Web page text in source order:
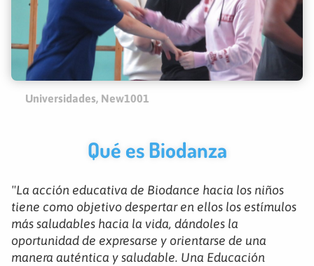
Universidades, New1001
Qué es Biodanza
"La acción educativa de Biodance hacia los niños
tiene como objetivo despertar en ellos los estímulos
más saludables hacia la vida, dándoles la
oportunidad de expresarse y orientarse de una
manera auténtica y saludable. Una Educación